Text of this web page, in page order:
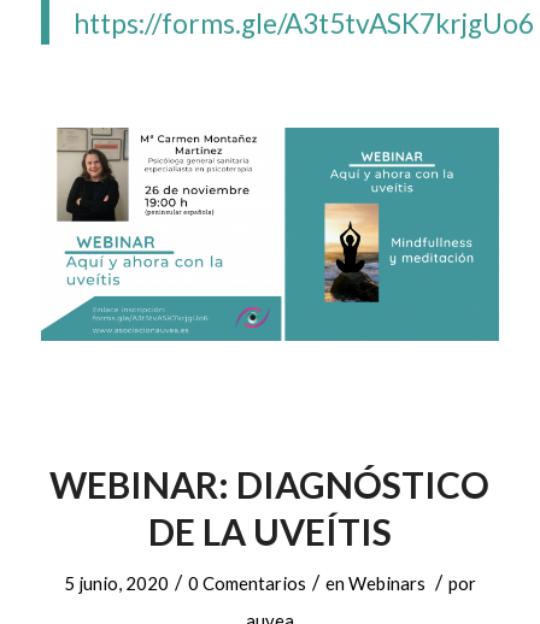
https://forms.gle/A3t5tvASK7krjgUo6
WEBINAR: DIAGNÓSTICO
DE LA UVEÍTIS
5 junio, 2020 / 0 Comentarios / enWebinars / por